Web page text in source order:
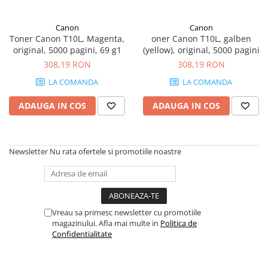
Capete imprimare
Cartuse inkjet si cerneala
Ribbon
compatibile
Tonere compatibile
Cartuse compatibile
Drum unit compatibile
Printare 3D
Imprimante 3D
Canon
Toner Canon T10L, Magenta,
original, 5000 pagini, 69 g1
308,19 RON
LA COMANDA
ADAUGA IN COS
Canon
oner Canon T10L, galben
(yellow), original, 5000 pagini
308,19 RON
LA COMANDA
ADAUGA IN COS
Newsletter Nu rata ofertele si promotiile noastre
Vreau sa primesc newsletter cu promotiile
magazinului. Afla mai multe in Politica de
Confidentialitate